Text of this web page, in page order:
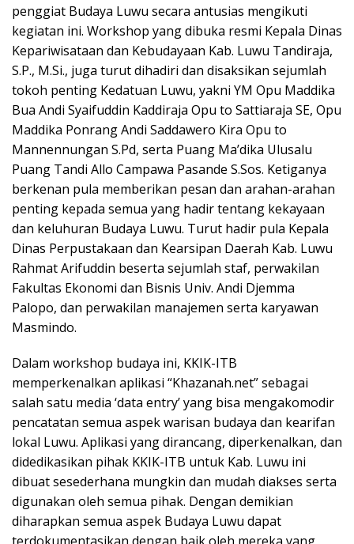
penggiat Budaya Luwu secara antusias mengikuti
kegiatan ini. Workshop yang dibuka resmi Kepala Dinas
Kepariwisataan dan Kebudayaan Kab. Luwu Tandiraja,
S.P., M.Si., juga turut dihadiri dan disaksikan sejumlah
tokoh penting Kedatuan Luwu, yakni YM Opu Maddika
Bua Andi Syaifuddin Kaddiraja Opu to Sattiaraja SE, Opu
Maddika Ponrang Andi Saddawero Kira Opu to
Mannennungan S.Pd, serta Puang Ma’dika Ulusalu
Puang Tandi Allo Campawa Pasande S.Sos. Ketiganya
berkenan pula memberikan pesan dan arahan-arahan
penting kepada semua yang hadir tentang kekayaan
dan keluhuran Budaya Luwu. Turut hadir pula Kepala
Dinas Perpustakaan dan Kearsipan Daerah Kab. Luwu
Rahmat Arifuddin beserta sejumlah staf, perwakilan
Fakultas Ekonomi dan Bisnis Univ. Andi Djemma
Palopo, dan perwakilan manajemen serta karyawan
Masmindo.
Dalam workshop budaya ini, KKIK-ITB
memperkenalkan aplikasi “Khazanah.net” sebagai
salah satu media ‘data entry’ yang bisa mengakomodir
pencatatan semua aspek warisan budaya dan kearifan
lokal Luwu. Aplikasi yang dirancang, diperkenalkan, dan
didedikasikan pihak KKIK-ITB untuk Kab. Luwu ini
dibuat sesederhana mungkin dan mudah diakses serta
digunakan oleh semua pihak. Dengan demikian
diharapkan semua aspek Budaya Luwu dapat